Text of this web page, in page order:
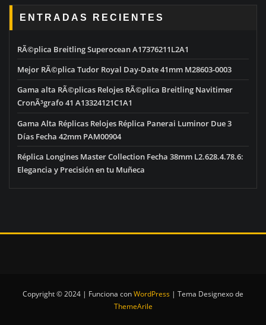
ENTRADAS RECIENTES
RÃ©plica Breitling Superocean A17376211L2A1
Mejor RÃ©plica Tudor Royal Day-Date 41mm M28603-0003
Gama alta RÃ©plicas Relojes RÃ©plica Breitling Navitimer
CronÃ³grafo 41 A13324121C1A1
Gama Alta Réplicas Relojes Réplica Panerai Luminor Due 3
Días Fecha 42mm PAM00904
Réplica Longines Master Collection Fecha 38mm L2.628.4.78.6:
Elegancia y Precisión en tu Muñeca
Copyright © 2024 | Funciona conWordPress | Tema Designexo de
ThemeArile